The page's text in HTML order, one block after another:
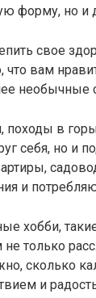
форму, но и
свое
вам
необычные
походы в
себя, но и
и
хобби,
только
сколько
и